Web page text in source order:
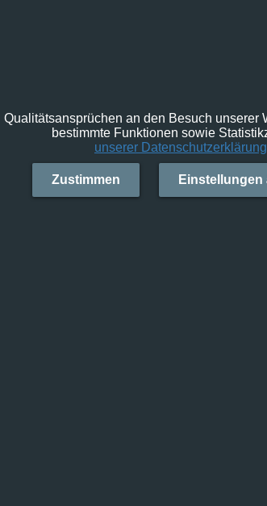
an den Besuch
bestimmte Funktionen sowie
unserer Datenschutzerklärung
Zustimmen Einstellungen